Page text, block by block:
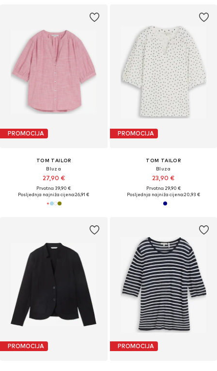
PROMOCIJA
TOM TAILOR
Bluza
27,90 €
Prvotno: 39,90 €
Posljednja najniža cijena:26,91 €
PROMOCIJA
TOM TAILOR
Bluza
23,90 €
Prvotno: 29,90 €
Posljednja najniža cijena:20,93 €
PROMOCIJA PROMOCIJA